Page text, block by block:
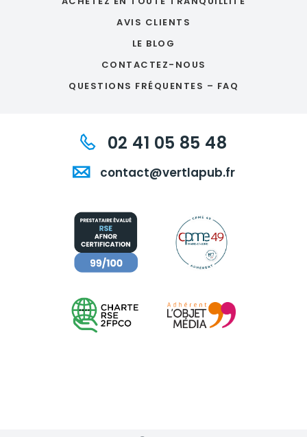
AVIS CLIENTS
LE BLOG
CONTACTEZ-NOUS
QUESTIONS FRÉQUENTES – FAQ
02 41 05 85 48
contact@vertlapub.fr